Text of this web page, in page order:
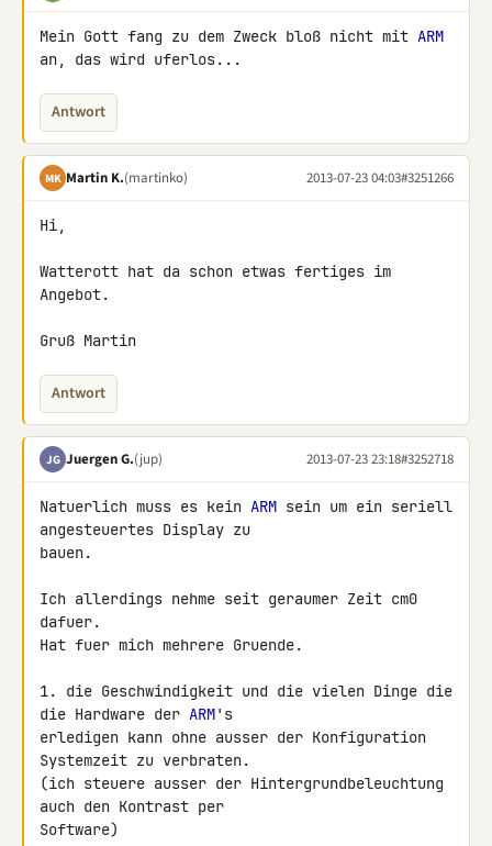
Mein Gott fang zu dem Zweck bloß nicht mit ARM
an, das wird uferlos...
Antwort
MK Martin K.(martinko) 2013-07-23 04:03#3251266
Hi,
Watterott hat da schon etwas fertiges im
Angebot.
Gruß Martin
Antwort
JG Juergen G.(jup) 2013-07-23 23:18#3252718
Natuerlich muss es kein ARM sein um ein seriell
angesteuertes Display zu
bauen.
Ich allerdings nehme seit geraumer Zeit cm0
dafuer.
Hat fuer mich mehrere Gruende.
1. die Geschwindigkeit und die vielen Dinge die
die Hardware der ARM's
erledigen kann ohne ausser der Konfiguration
Systemzeit zu verbraten.
(ich steuere ausser der Hintergrundbeleuchtung
auch den Kontrast per
Software)